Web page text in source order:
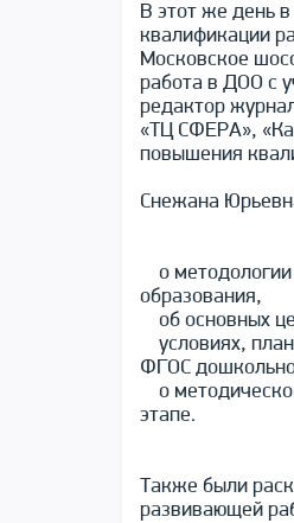
В этот же день
квалификации
Московское
работа в ДОО с
редактор
«ТЦ СФЕРА»,
повышения
Снежана
о
образования,
об основных
условиях,
ФГОС
о
этапе.
Также были
развивающей